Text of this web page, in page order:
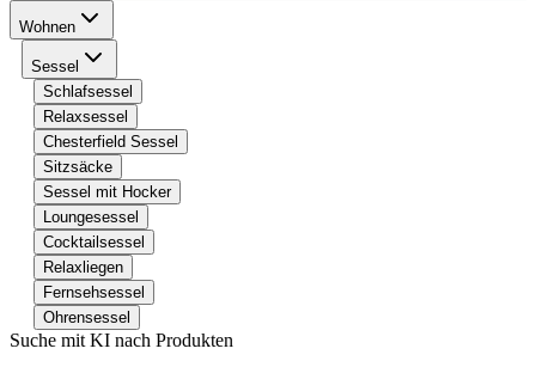
Wohnen
Sessel
Schlafsessel
Relaxsessel
Chesterfield Sessel
Sitzsäcke
Sessel mit Hocker
Loungesessel
Cocktailsessel
Relaxliegen
Fernsehsessel
Ohrensessel
Suche mit KI nach Produkten